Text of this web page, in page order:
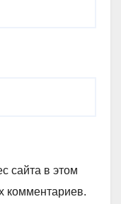
сайта в этом
комментариев.